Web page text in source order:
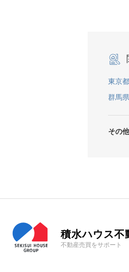
東京都
群馬県
その
積水ハウス不
不動産売買をサポート